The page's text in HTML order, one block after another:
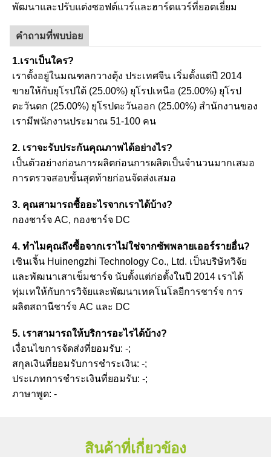
พัฒนาและปรับแต่งซอฟต์แวร์และฮาร์ดแวร์ที่ยอดเยี่ยม
คำถามที่พบบ่อย
1.เราเป็นใคร?
เราตั้งอยู่ในมณฑลกวางตุ้ง ประเทศจีน เริ่มตั้งแต่ปี 2014
ขายให้กับยุโรปใต้ (25.00%) ยุโรปเหนือ (25.00%) ยุโรป
ตะวันตก (25.00%) ยุโรปตะวันออก (25.00%) สำนักงานของ
เรามีพนักงานประมาณ 51-100 คน
2. เราจะรับประกันคุณภาพได้อย่างไร?
เป็นตัวอย่างก่อนการผลิตก่อนการผลิตเป็นจำนวนมากเสมอ
การตรวจสอบขั้นสุดท้ายก่อนจัดส่งเสมอ
3. คุณสามารถซื้ออะไรจากเราได้บ้าง?
กองชาร์จ AC, กองชาร์จ DC
4. ทำไมคุณถึงซื้อจากเราไม่ใช่จากซัพพลายเออร์รายอื่น?
เซินเจิ้น Huinengzhi Technology Co., Ltd. เป็นบริษัทวิจัย
และพัฒนาเสาเข็มชาร์จ นับตั้งแต่ก่อตั้งในปี 2014 เราได้
ทุ่มเทให้กับการวิจัยและพัฒนาเทคโนโลยีการชาร์จ การ
ผลิตสถานีชาร์จ AC และ DC
5. เราสามารถให้บริการอะไรได้บ้าง?
เงื่อนไขการจัดส่งที่ยอมรับ: -;
สกุลเงินที่ยอมรับการชำระเงิน: -;
ประเภทการชำระเงินที่ยอมรับ: -;
ภาษาพูด: -
สินค้าที่เกี่ยวข้อง